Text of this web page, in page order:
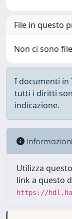
File in questo
Non ci sono
I documenti in
tutti i diritti
indicazione.
Informazioni
Utilizza
link a questo
https://